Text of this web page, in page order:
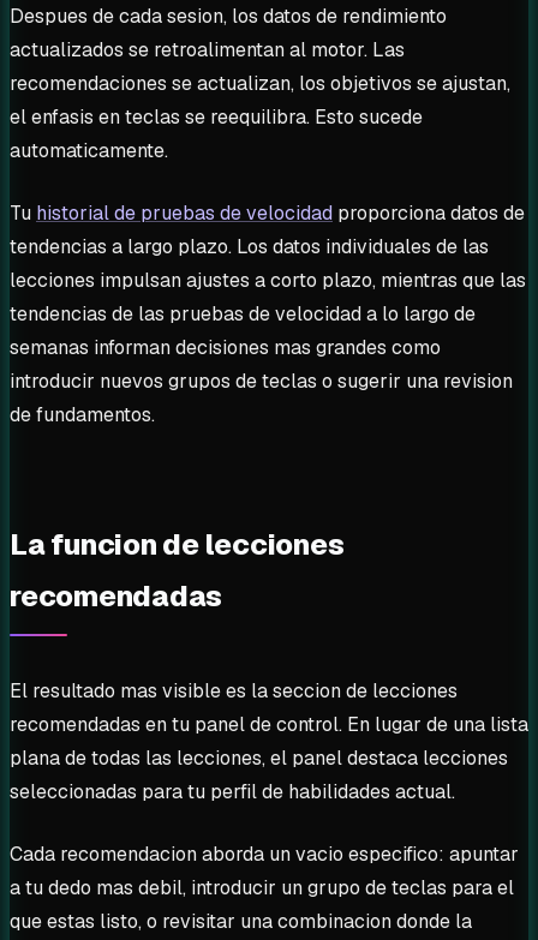
Despues de cada sesion, los datos de rendimiento
actualizados se retroalimentan al motor. Las
recomendaciones se actualizan, los objetivos se ajustan,
el enfasis en teclas se reequilibra. Esto sucede
automaticamente.
Tu historial de pruebas de velocidad proporciona datos de
tendencias a largo plazo. Los datos individuales de las
lecciones impulsan ajustes a corto plazo, mientras que las
tendencias de las pruebas de velocidad a lo largo de
semanas informan decisiones mas grandes como
introducir nuevos grupos de teclas o sugerir una revision
de fundamentos.
La funcion de lecciones
recomendadas
El resultado mas visible es la seccion de lecciones
recomendadas en tu panel de control. En lugar de una lista
plana de todas las lecciones, el panel destaca lecciones
seleccionadas para tu perfil de habilidades actual.
Cada recomendacion aborda un vacio especifico: apuntar
a tu dedo mas debil, introducir un grupo de teclas para el
que estas listo, o revisitar una combinacion donde la